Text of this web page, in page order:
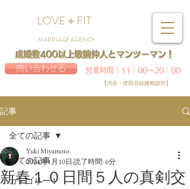
LOVE＋FIT
MARRIAGE AGENCY
問い合わせる
【渋谷・世田谷結婚相談所】
成婚数400以上敏腕仲人とマンツーマン！
営業時間｜11：00～20：00
記事
全ての記事
カテゴリー 1
全ての記事
新春１０日間５人の真剣交
Yuki Miyamoto
2024年1月10日 読了時間: 6分